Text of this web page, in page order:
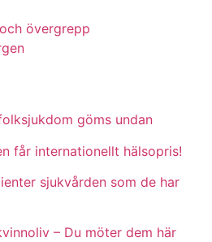
övergrepp
göms undan
får internationellt hälsopris!
sjukvården som de har
– Du möter dem här